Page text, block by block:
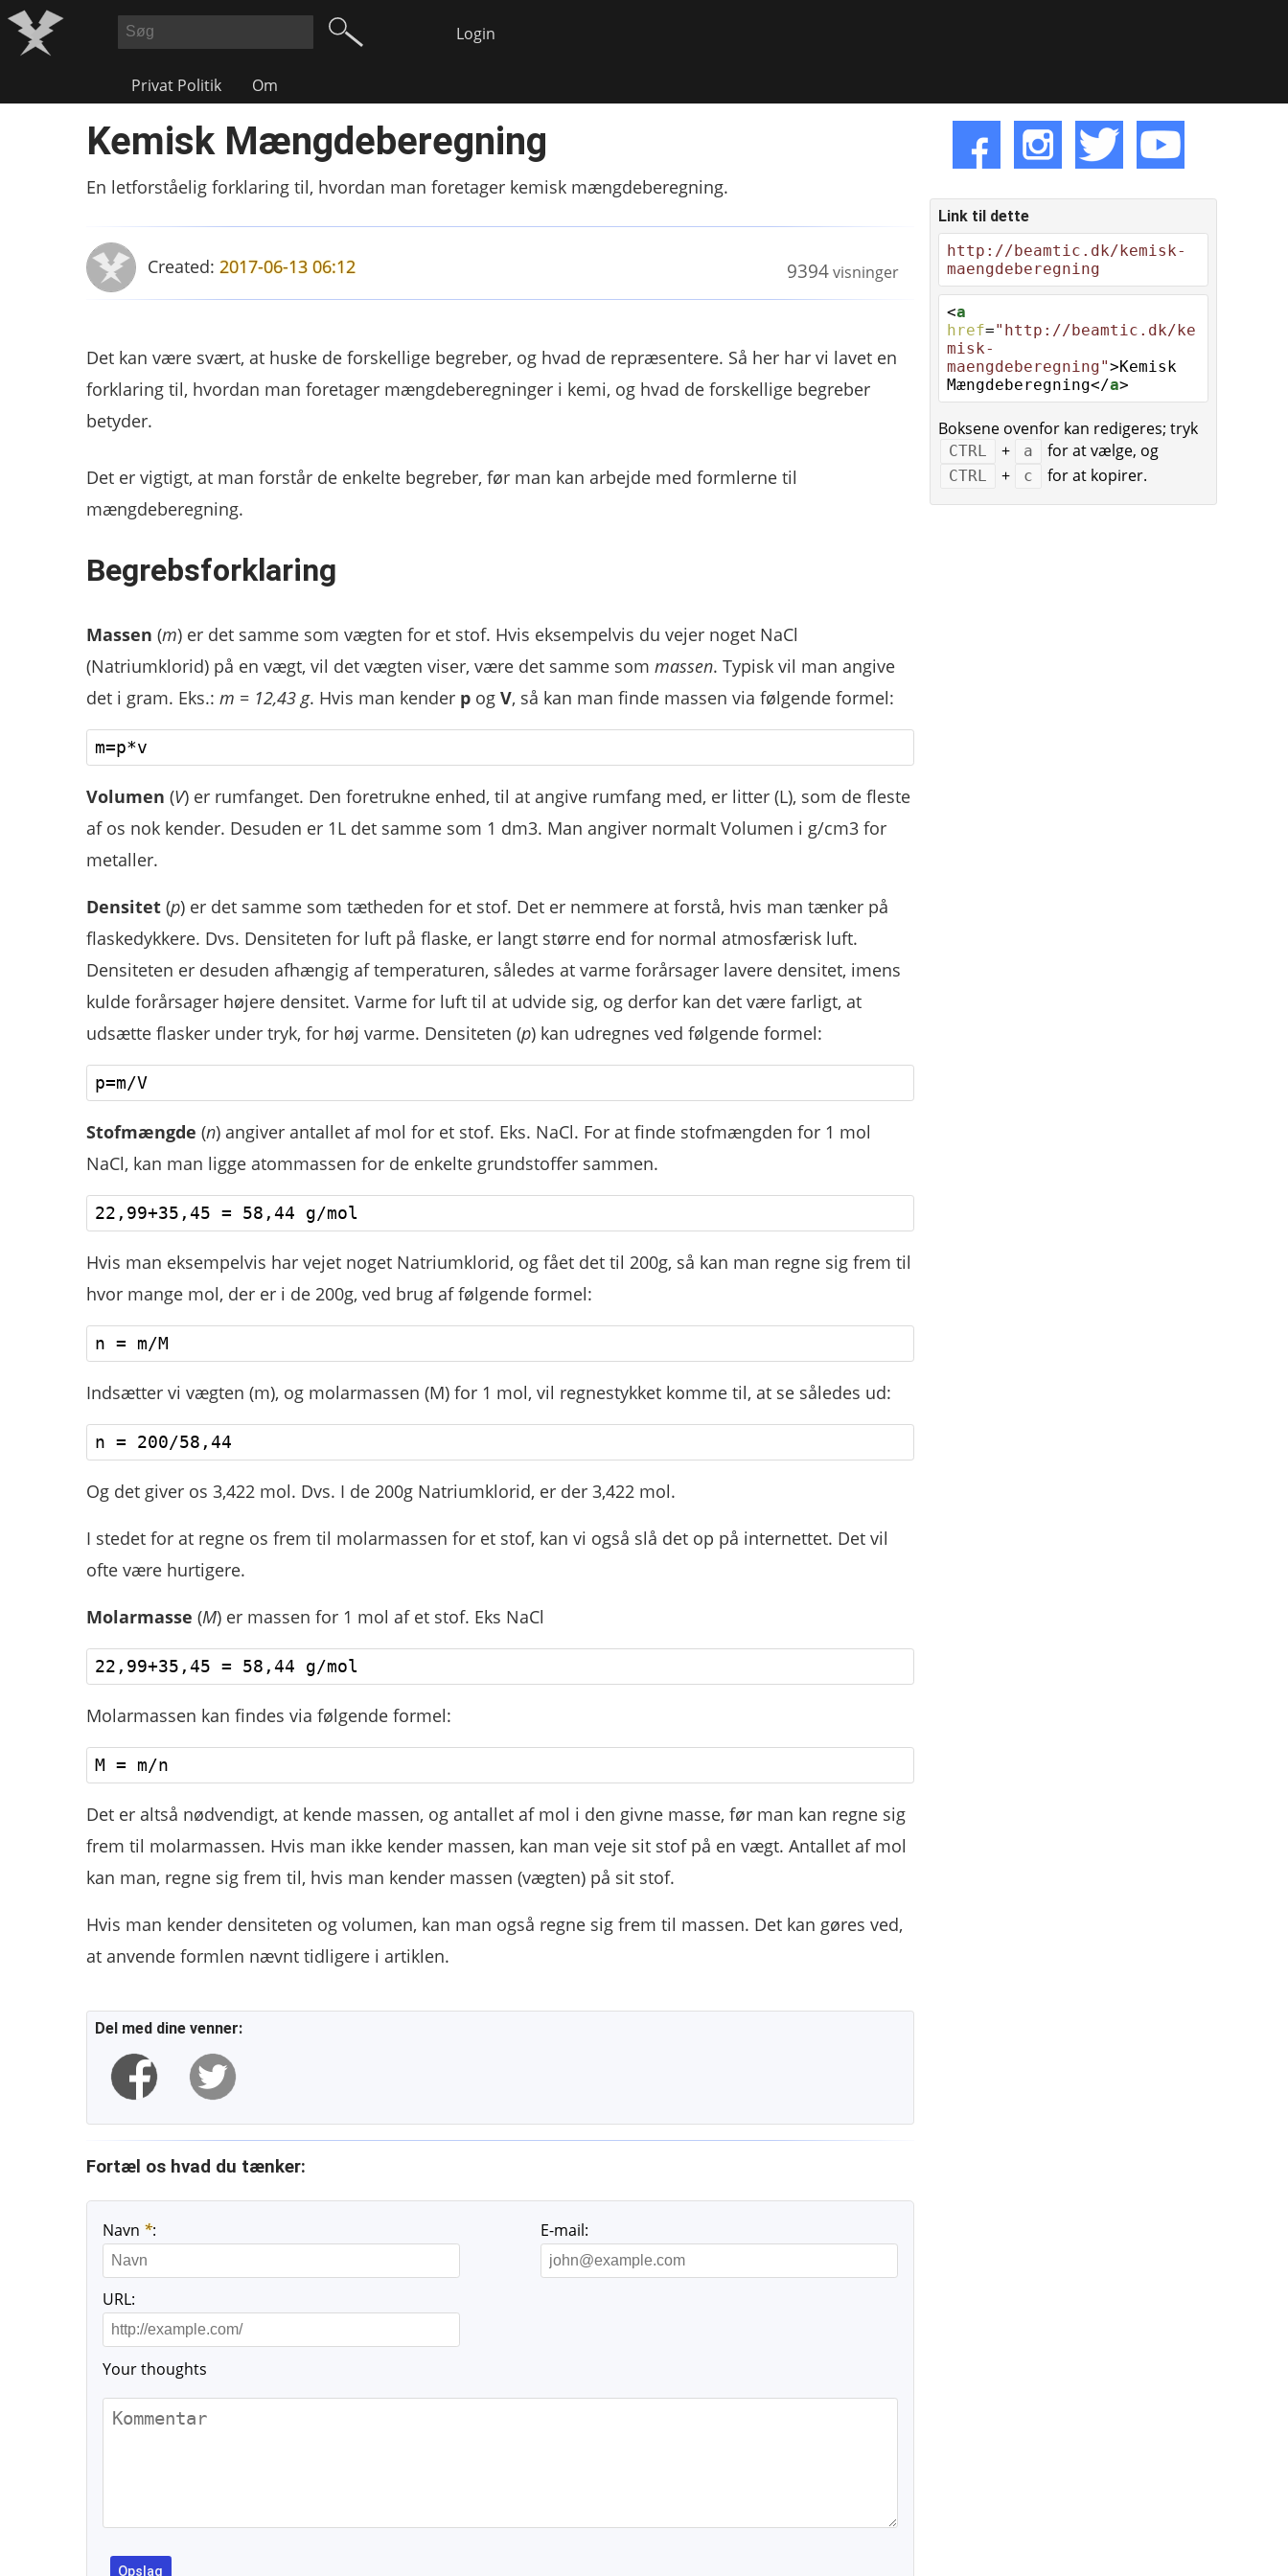
Login
Privat Politik Om
Kemisk Mængdeberegning
En letforståelig forklaring til, hvordan man foretager kemisk mængdeberegning.
9394visninger
Created: 2017-06-13 06:12
Det kan være svært, at huske de forskellige begreber, og hvad de repræsentere. Så her har vi lavet en
forklaring til, hvordan man foretager mængdeberegninger i kemi, og hvad de forskellige begreber
betyder.
Det er vigtigt, at man forstår de enkelte begreber, før man kan arbejde med formlerne til
mængdeberegning.
Begrebsforklaring
Massen (m) er det samme som vægten for et stof. Hvis eksempelvis du vejer noget NaCl
(Natriumklorid) på en vægt, vil det vægten viser, være det samme som massen. Typisk vil man angive
det i gram. Eks.: m = 12,43 g. Hvis man kender pog V, så kan man finde massen via følgende formel:
Volumen (V) er rumfanget. Den foretrukne enhed, til at angive rumfang med, er litter (L), som de fleste
af os nok kender. Desuden er 1L det samme som 1 dm3. Man angiver normalt Volumen i g/cm3 for
metaller.
Densitet(p) er det samme som tætheden for et stof. Det er nemmere at forstå, hvis man tænker på
flaskedykkere. Dvs. Densiteten for luft på flaske, er langt større end for normal atmosfærisk luft.
Densiteten er desuden afhængig af temperaturen, således at varme forårsager lavere densitet, imens
kulde forårsager højere densitet. Varme for luft til at udvide sig, og derfor kan det være farligt, at
udsætte flasker under tryk, for høj varme. Densiteten (p) kan udregnes ved følgende formel:
p=m/V
Stofmængde (n) angiver antallet af mol for et stof. Eks. NaCl. For at finde stofmængden for 1 mol
NaCl, kan man ligge atommassen for de enkelte grundstoffer sammen.
Hvis man eksempelvis har vejet noget Natriumklorid, og fået det til 200g, så kan man regne sig frem til
hvor mange mol, der er i de 200g, ved brug af følgende formel:
Indsætter vi vægten (m), og molarmassen (M) for 1 mol, vil regnestykket komme til, at se således ud:
Og det giver os 3,422 mol. Dvs. I de 200g Natriumklorid, er der 3,422 mol.
I stedet for at regne os frem til molarmassen for et stof, kan vi også slå det op på internettet. Det vil
ofte være hurtigere.
Molarmasse (M) er massen for 1 mol af et stof. Eks NaCl
Molarmassen kan findes via følgende formel:
Det er altså nødvendigt, at kende massen, og antallet af mol i den givne masse, før man kan regne sig
frem til molarmassen. Hvis man ikke kender massen, kan man veje sit stof på en vægt. Antallet af mol
kan man, regne sig frem til, hvis man kender massen (vægten) på sit stof.
Hvis man kender densiteten og volumen, kan man også regne sig frem til massen. Det kan gøres ved,
at anvende formlen nævnt tidligere i artiklen.
Del med dine venner:
Fortæl os hvad du tænker:
Navn *: E-mail:
URL:
Your thoughts
Link til dette
http://beamtic.dk/kemisk-
maengdeberegning
<a
href="http://beamtic.dk/ke
misk-
maengdeberegning">Kemisk
Mængdeberegning</a>
Boksene ovenfor kan redigeres; tryk
CTRL + a for at vælge, og
CTRL + c for at kopirer.